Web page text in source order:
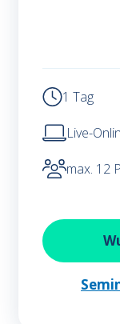
1 Tag
Live-
max. 12